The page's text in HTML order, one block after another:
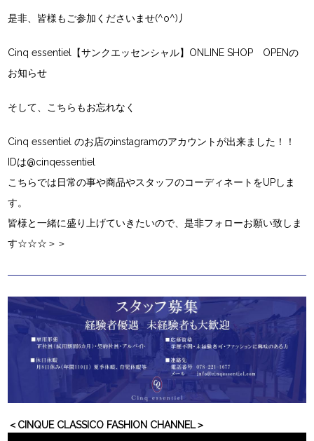
是非、皆様もご参加くださいませ(^o^)丿
Cinq essentiel【サンクエッセンシャル】ONLINE SHOP OPENの
お知らせ
そして、こちらもお忘れなく
Cinq essentielのお店のinstagramのアカウントが出来ました！！
IDは@cinqessentiel
こちらでは日常の事や商品やスタッフのコーディネートをUPしま
す。
皆様と一緒に盛り上げていきたいので、是非フォローお願い致しま
す☆☆☆＞＞
＜CINQUE CLASSICO FASHION CHANNEL＞